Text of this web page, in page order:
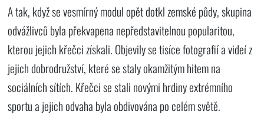
A tak, když se vesmírný modul opět dotkl zemské půdy, skupina
odvážlivců byla překvapena nepředstavitelnou popularitou,
kterou jejich křečci získali. Objevily se tisíce fotografií a videí z
jejich dobrodružství, které se staly okamžitým hitem na
sociálních sítích. Křečci se stali novými hrdiny extrémního
sportu a jejich odvaha byla obdivována po celém světě.